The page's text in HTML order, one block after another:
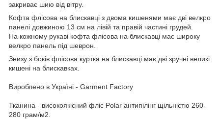
закриває шию від вітру.
Кофта флісова на блискавці з двома кишенями має дві велкро
панелі довжиною 13 см на лівій та правій частині грудей.
На кожному рукаві кофта флісова на блискавці має широку
велкро панель під шеврон.
Знизу з боків флісова куртка на блискавці має дві зручні великі
кишені на блискавках.
Вироблено в Україні - Garment Factory
Тканина - високоякісний фліс Polar антипілінг щільністю 260-
280 грам/м2.